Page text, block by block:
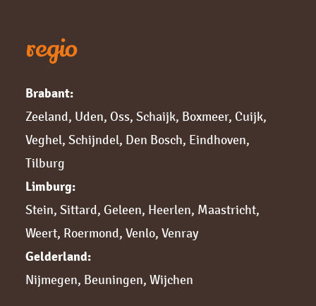
regio
Brabant:
Zeeland, Uden, Oss, Schaijk, Boxmeer, Cuijk,
Veghel, Schijndel, Den Bosch, Eindhoven,
Tilburg
Limburg:
Stein, Sittard, Geleen, Heerlen, Maastricht,
Weert, Roermond, Venlo, Venray
Gelderland:
Nijmegen, Beuningen, Wijchen